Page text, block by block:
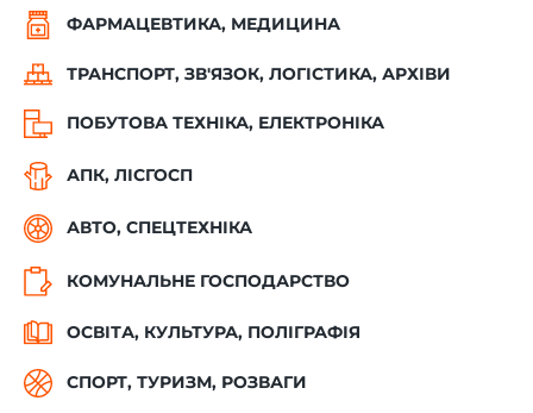
ФАРМАЦЕВТИКА, МЕДИЦИНА
ТРАНСПОРТ, ЗВ'ЯЗОК, ЛОГІСТИКА, АРХІВИ
ПОБУТОВА ТЕХНІКА, ЕЛЕКТРОНІКА
АПК, ЛІСГОСП
АВТО, СПЕЦТЕХНІКА
КОМУНАЛЬНЕ ГОСПОДАРСТВО
ОСВІТА, КУЛЬТУРА, ПОЛІГРАФІЯ
СПОРТ, ТУРИЗМ, РОЗВАГИ